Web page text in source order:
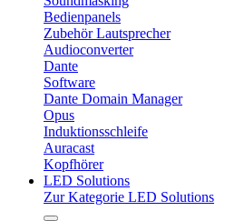
Bedienpanels
Zubehör Lautsprecher
Audioconverter
Dante
Software
Dante Domain Manager
Opus
Induktionsschleife
Auracast
Kopfhörer
LED Solutions
Zur Kategorie LED Solutions